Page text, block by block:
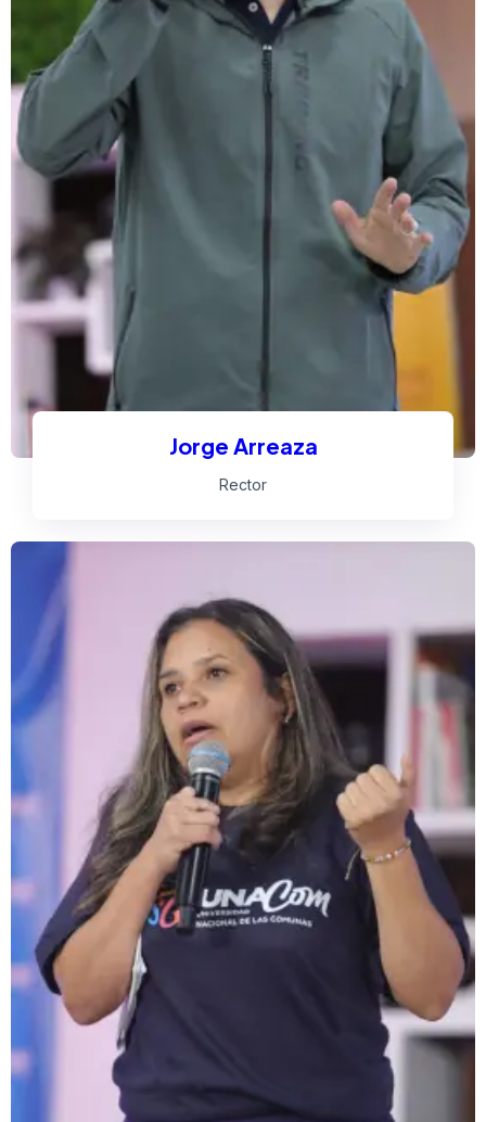
Jorge Arreaza
Rector